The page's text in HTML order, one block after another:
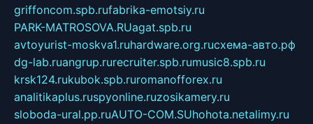
griffoncom.spb.rufabrika-emotsiy.ru
PARK-MATROSOVA.RUagat.spb.ru
avtoyurist-moskva1.ruhardware.org.ruсхема-авто.рф
dg-lab.ruangrup.rurecruiter.spb.rumusic8.spb.ru
krsk124.rukubok.spb.ruromanofforex.ru
analitikaplus.ruspyonline.ruzosikamery.ru
sloboda-ural.pp.ruAUTO-COM.SUhohota.netalimy.ru